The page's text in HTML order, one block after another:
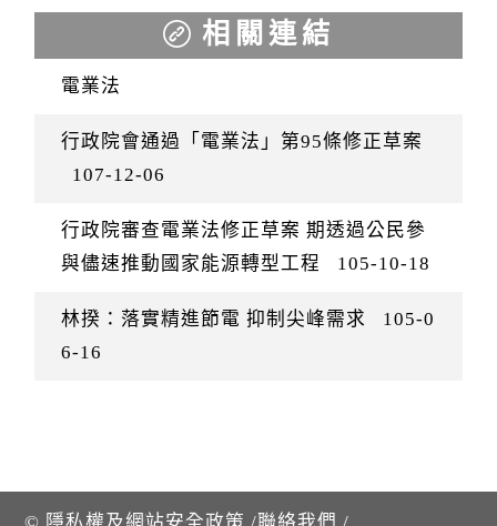
相關連結
電業法
行政院會通過「電業法」第95條修正草案
107-12-06
行政院審查電業法修正草案 期透過公民參
與儘速推動國家能源轉型工程
105-10-18
林揆：落實精進節電 抑制尖峰需求
105-0
6-16